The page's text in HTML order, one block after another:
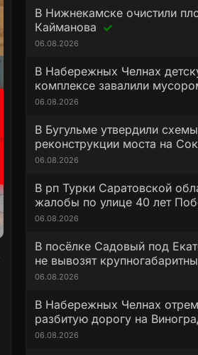
В Нижнекамске очистили
Кайманова
06.08.2026
В Набережных Челнах
комплексе завалили
06.08.2026
В Бугульме утвердили
реконструкции моста на
06.08.2026
В рп Турки Саратовской
жалобы по улице 40 лет
06.08.2026
В посёлке Садовый под
не вывозят
06.08.2026
В Набережных Челнах
разбитую дорогу на
06.08.2026